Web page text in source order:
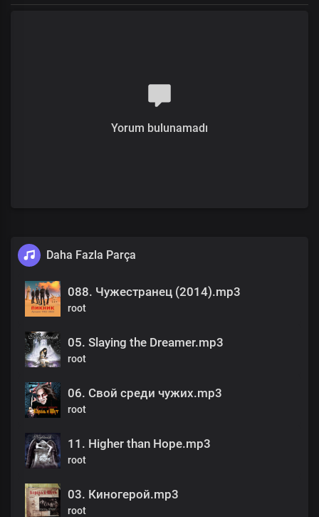
Yorum bulunamadı
Daha Fazla Parça
088. Чужестранец (2014).mp3
root
05. Slaying the Dreamer.mp3
root
06. Свой среди чужих.mp3
root
11. Higher than Hope.mp3
root
03. Киногерой.mp3
root